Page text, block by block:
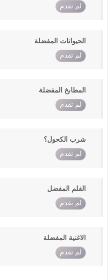
لم تقدم
الحيوانات المفضلة
لم تقدم
المطابخ المفضلة
لم تقدم
شرب الكحول؟
لم تقدم
الفلم المفضل
لم تقدم
الاغنية المفضلة
لم تقدم